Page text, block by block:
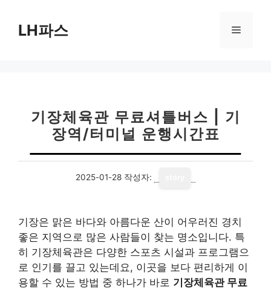
LH파스 메
기장체육관 무료셔틀버스 | 기
장역/터미널 운행시간표
2025-01-28 작성자:
기장은 맑은 바다와 아름다운 산이 어우러진 경치
좋은 지역으로 많은 사람들이 찾는 명소입니다. 특
히 기장체육관은 다양한 스포츠 시설과 프로그램으
로 인기를 끌고 있는데요, 이곳을 보다 편리하게 이
용할 수 있는 방법 중 하나가 바로 기장체육관 무료